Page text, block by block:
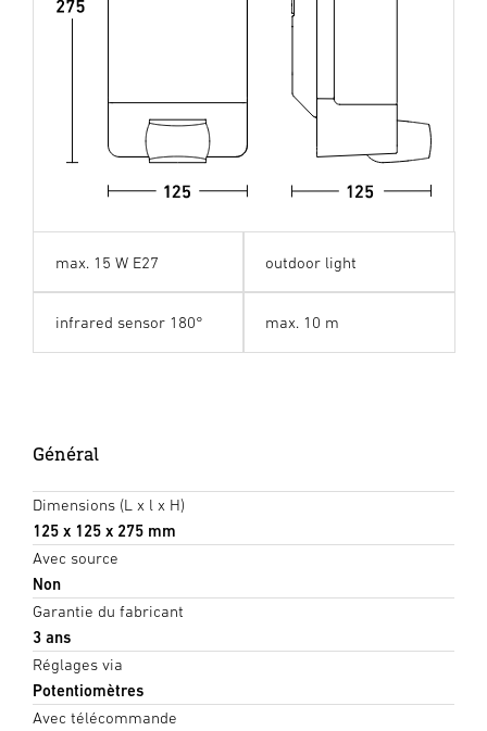
max. 15 W E27 outdoor light
infrared sensor 180° max. 10 m
Général
Dimensions (L x l x H)
125 x 125 x 275 mm
Avec source
Non
Garantie du fabricant
3 ans
Réglages via
Potentiomètres
Avec télécommande